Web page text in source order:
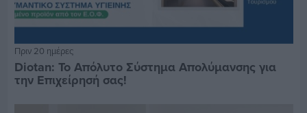
Πριν 20 ημέρες
Diotan: Το Απόλυτο Σύστημα Απολύμανσης για
την Επιχείρησή σας!